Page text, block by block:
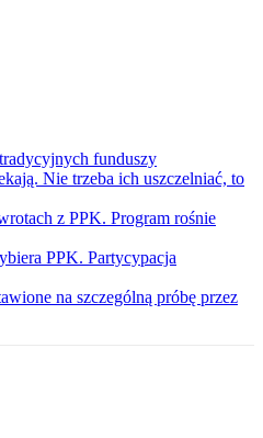
funduszy
Nie trzeba ich uszczelniać, to
z PPK. Program rośnie
PPK. Partycypacja
na szczególną próbę przez